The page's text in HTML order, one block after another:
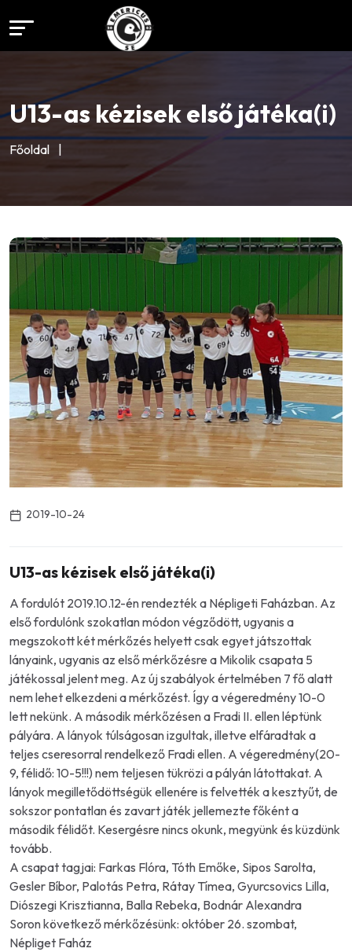
U13-as kézisek első játéka(i)
Főoldal
2019-10-24
U13-as kézisek első játéka(i)
A fordulót 2019.10.12-én rendezték a Népligeti Faházban. Az
első fordulónk szokatlan módon végződött, ugyanis a
megszokott két mérkőzés helyett csak egyet játszottak
lányaink, ugyanis az első mérkőzésre a Mikolik csapata 5
játékossal jelent meg. Az új szabályok értelmében 7 fő alatt
nem lehet elkezdeni a mérkőzést. Így a végeredmény 10-0
lett nekünk. A második mérkőzésen a Fradi II. ellen léptünk
pályára. A lányok túlságosan izgultak, illetve elfáradtak a
teljes cseresorral rendelkező Fradi ellen. A végeredmény(20-
9, félidő: 10-5!!!) nem teljesen tükrözi a pályán látottakat. A
lányok megilletődöttségük ellenére is felvették a kesztyűt, de
sokszor pontatlan és zavart játék jellemezte főként a
második félidőt. Kesergésre nincs okunk, megyünk és küzdünk
tovább.
A csapat tagjai: Farkas Flóra, Tóth Emőke, Sipos Sarolta,
Gesler Bíbor, Palotás Petra, Rátay Tímea, Gyurcsovics Lilla,
Diószegi Krisztianna, Balla Rebeka, Bodnár Alexandra
Soron következő mérkőzésünk: október 26. szombat,
Népliget Faház